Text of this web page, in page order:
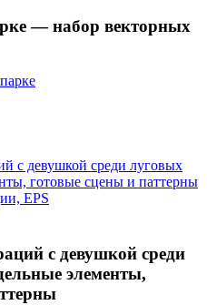
— набор векторных
с девушкой среди
элементы,